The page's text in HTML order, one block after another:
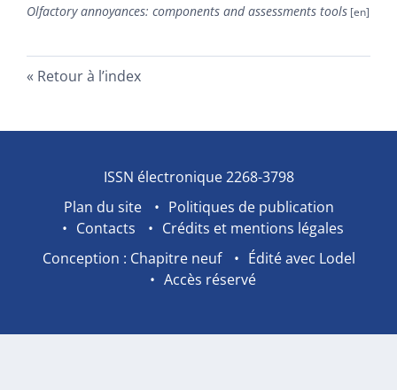
Olfactory annoyances: components and assessments tools
Retour à l’index
ISSN électronique 2268-3798
Plan du site
Politiques de publication
Contacts
Crédits et mentions légales
Conception : Chapitre neuf
Édité avec Lodel
Accès réservé